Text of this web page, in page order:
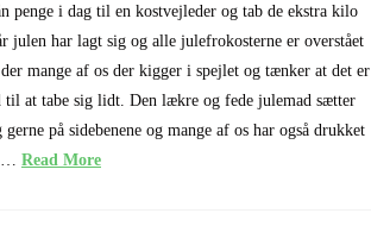
penge i dag til en kostvejleder og tab de ekstra kilo
julen har lagt sig og alle julefrokosterne er overstået
mange af os der kigger i spejlet og tænker at det er
til at tabe sig lidt. Den lækre og fede julemad sætter
gerne på sidebenene og mange af os har også drukket
… Read More